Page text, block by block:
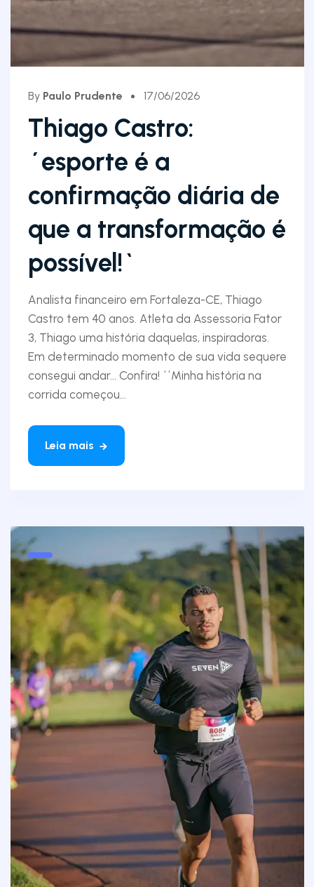
By Paulo Prudente 17/06/2026
Thiago Castro:
´esporte é a
confirmação diária de
que a transformação é
possível!`
Analista financeiro em Fortaleza-CE, Thiago
Castro tem 40 anos. Atleta da Assessoria Fator
3, Thiago uma história daquelas, inspiradoras.
Em determinado momento de sua vida sequere
consegui andar... Confira! ´´Minha história na
corrida começou...
Leia mais